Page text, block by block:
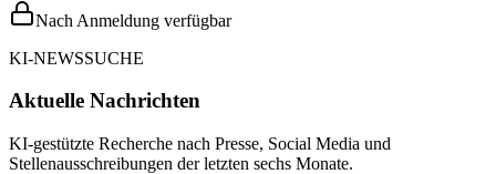
Nach Anmeldung verfügbar
KI-NEWSSUCHE
Aktuelle Nachrichten
KI-gestützte Recherche nach Presse, Social Media und
Stellenausschreibungen der letzten sechs Monate.